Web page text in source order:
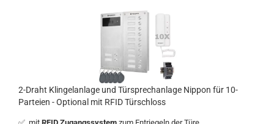
2-Draht Klingelanlage und Türsprechanlage Nippon für 10-
Parteien - Optional mit RFID Türschloss